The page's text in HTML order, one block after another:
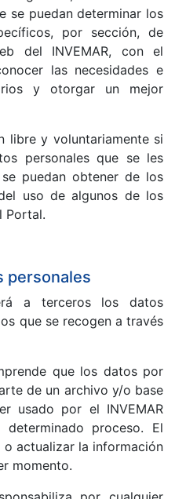
se puedan determinar los
por sección, de
del INVEMAR, con el
las necesidades e
y otorgar un mejor
libre y voluntariamente si
personales que se les
puedan obtener de los
uso de algunos de los
Portal.
personales
a terceros los datos
que se recogen a través
que los datos por
de un archivo y/o base
usado por el INVEMAR
proceso. El
actualizar la información
momento.